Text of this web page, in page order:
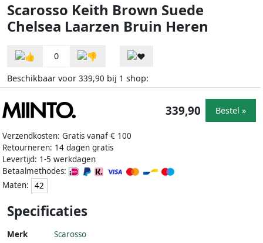
Scarosso Keith Brown Suede
Chelsea Laarzen Bruin Heren
0
Beschikbaar voor 339,90 bij 1 shop:
Verzendkosten: Gratis vanaf € 100
Retourneren: 14 dagen gratis
Levertijd: 1-5 werkdagen
Betaalmethodes:
Maten:
42
339,90 Bestel »
Specificaties
Merk Scarosso